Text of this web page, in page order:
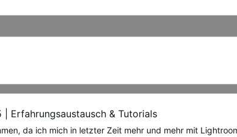
| Erfahrungsaustausch & Tutorials
da ich mich in letzter Zeit mehr und mehr mit